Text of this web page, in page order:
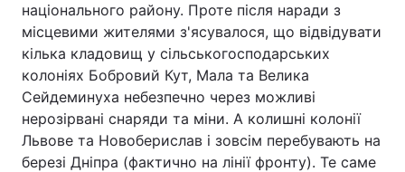
національного району. Проте після наради з
місцевими жителями з'ясувалося, що відвідувати
кілька кладовищ у сільськогосподарських
колоніях Бобровий Кут, Мала та Велика
Сейдеминуха небезпечно через можливі
нерозірвані снаряди та міни. А колишні колонії
Львове та Новоберислав і зовсім перебувають на
березі Дніпра (фактично на лінії фронту). Те саме